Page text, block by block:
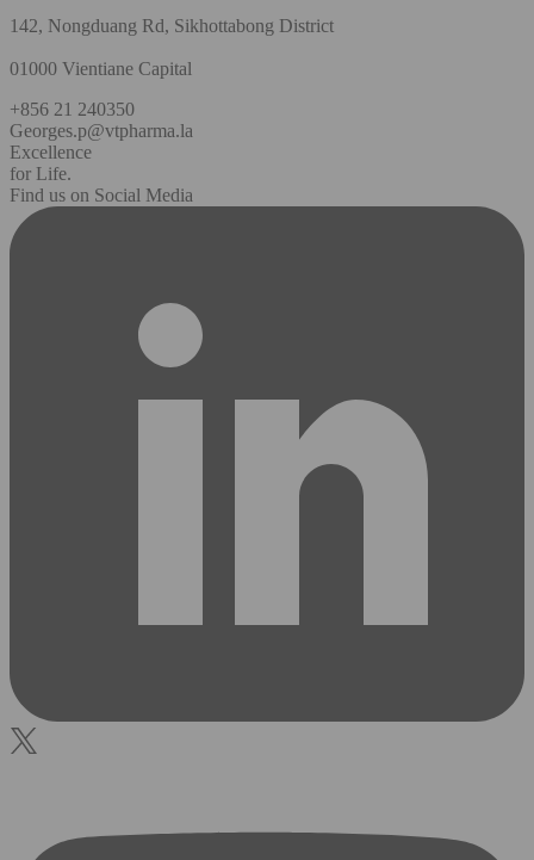
142, Nongduang Rd, Sikhottabong District
01000 Vientiane Capital
+856 21 240350
Georges.p@vtpharma.la
Excellence
for Life.
Find us on Social Media